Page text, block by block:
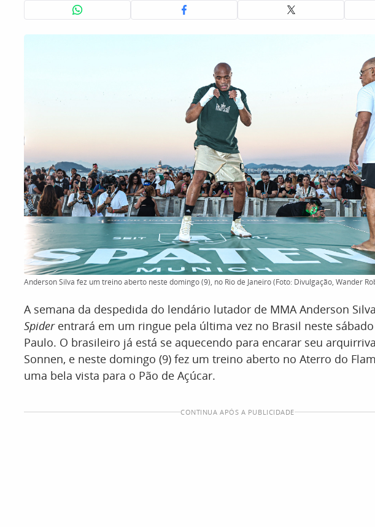
Anderson Silva fez um treino aberto neste domingo (9), no Rio de Janeiro (Foto: Divulgação, Wander
A semana da despedida do lendário lutador de MMA Anderson
Spiderentrará em um ringue pela última vez no Brasil neste sábado
Paulo. O brasileiro já está se aquecendo para encarar seu
Sonnen, e neste domingo (9) fez um treino aberto no Aterro do
uma bela vista para o Pão de Açúcar.
CONTINUA APÓS A PUBLICIDADE